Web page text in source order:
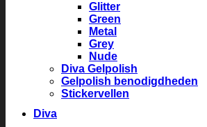
Glitter
Green
Metal
Grey
Nude
Diva Gelpolish
Gelpolish benodigdheden
Stickervellen
Diva